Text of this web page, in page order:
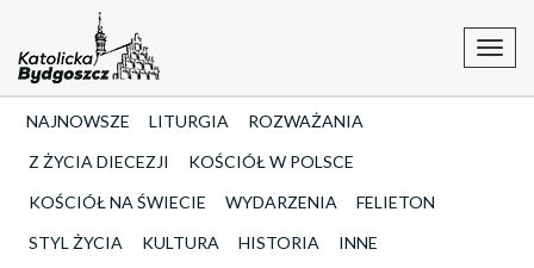
NAJNOWSZE LITURGIA
ROZWAŻANIA
Z ŻYCIA DIECEZJI
KOŚCIÓŁ W POLSCE
KOŚCIÓŁ NA ŚWIECIE
WYDARZENIA
FELIETON
STYL ŻYCIA
KULTURA HISTORIA
INNE